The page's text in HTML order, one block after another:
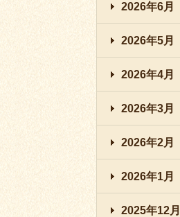
2026年6月
2026年5月
2026年4月
2026年3月
2026年2月
2026年1月
2025年12月